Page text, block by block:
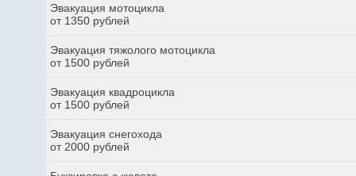
Эвакуация мотоцикла
от 1350 рублей
Эвакуация тяжолого мотоцикла
от 1500 рублей
Эвакуация квадроцикла
от 1500 рублей
Эвакуация снегохода
от 2000 рублей